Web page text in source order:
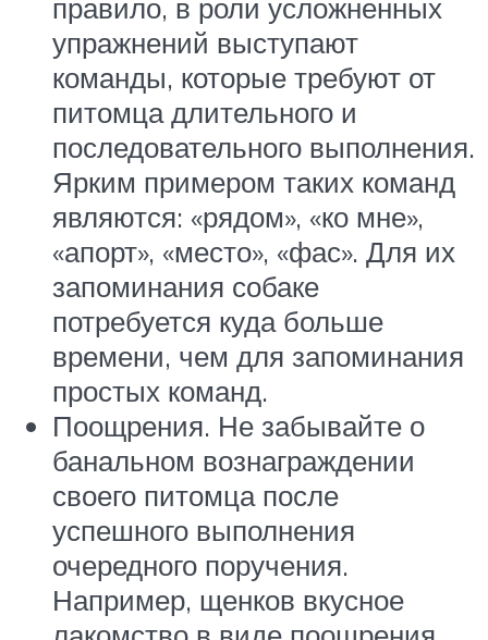
правило, в роли усложненных
упражнений выступают
команды, которые требуют от
питомца длительного и
последовательного выполнения.
Ярким примером таких команд
являются: «рядом», «ко мне»,
«апорт», «место», «фас». Для их
запоминания собаке
потребуется куда больше
времени, чем для запоминания
простых команд.
Поощрения. Не забывайте о
банальном вознаграждении
своего питомца после
успешного выполнения
очередного поручения.
Например, щенков вкусное